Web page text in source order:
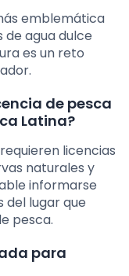
emblemática
de agua dulce
es un reto
de pesca
Latina?
licencias
naturales y
informarse
del lugar que
pesca.
para